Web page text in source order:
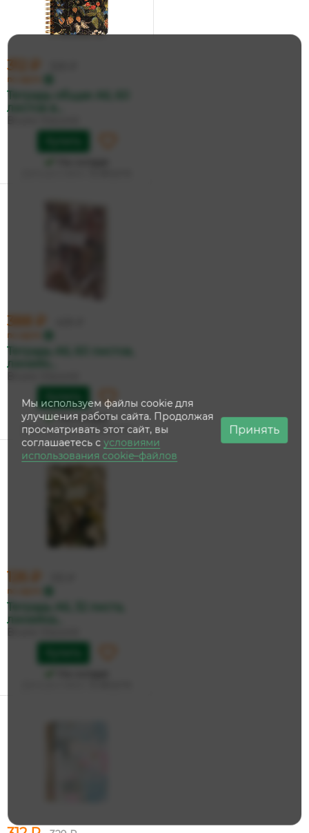
312 ₽
по карте
Тетрадь общая А6, 60
листов в...
388 ₽
по карте
Тетрадь А6, 60 листов,
линейк...
На складе
Дата доставки:12 августа
126 ₽
по карте
Тетрадь А6, 32 листа,
линейка...
Мы используем файлы cookie для
улучшения работы сайта. Продолжая
просматривать этот сайт, вы
соглашаетесь сусловиями
использования cookie–файлов
Принять